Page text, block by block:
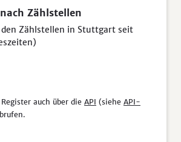
Zählstellen
den Zählstellen in Stuttgart seit
auch über die API (siehe API-